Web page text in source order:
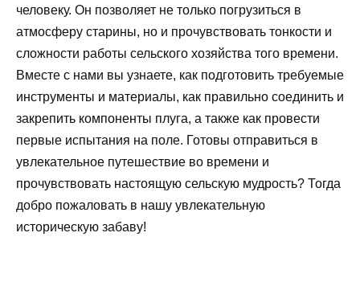
человеку. Он позволяет не только погрузиться в
атмосферу старины, но и прочувствовать тонкости и
сложности работы сельского хозяйства того времени.
Вместе с нами вы узнаете, как подготовить требуемые
инструменты и материалы, как правильно соединить и
закрепить компоненты плуга, а также как провести
первые испытания на поле. Готовы отправиться в
увлекательное путешествие во времени и
прочувствовать настоящую сельскую мудрость? Тогда
добро пожаловать в нашу увлекательную
историческую забаву!